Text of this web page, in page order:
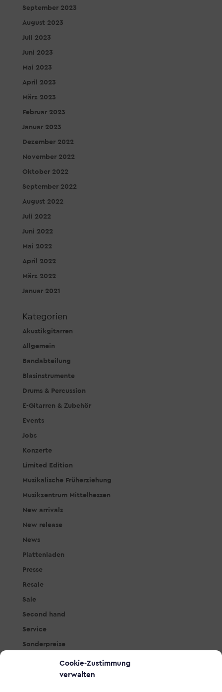
Cookie-Zustimmung
verwalten
September 2023
August 2023
Juli 2023
Juni 2023
Mai 2023
April 2023
März 2023
Februar 2023
Januar 2023
Dezember 2022
November 2022
Oktober 2022
September 2022
August 2022
Juli 2022
Juni 2022
Mai 2022
April 2022
März 2022
Januar 2021
Kategorien
Akustikgitarren
Allgemein
Bandabteilung
Blasinstrumente
Drums & Percussion
E-Gitarren & Zubehör
Events
Jobs
Konzerte
Limited Edition
Musikalische Früherziehung
Musikzentrum Mittelhessen
New arrivals
New release
News
Plattenladen
Presse
Resale
Sale
Second hand
Service
Sonderpreise
Tasteninstrumente